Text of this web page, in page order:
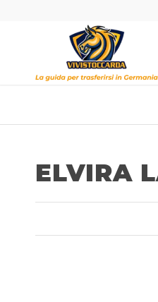
ELVIRA